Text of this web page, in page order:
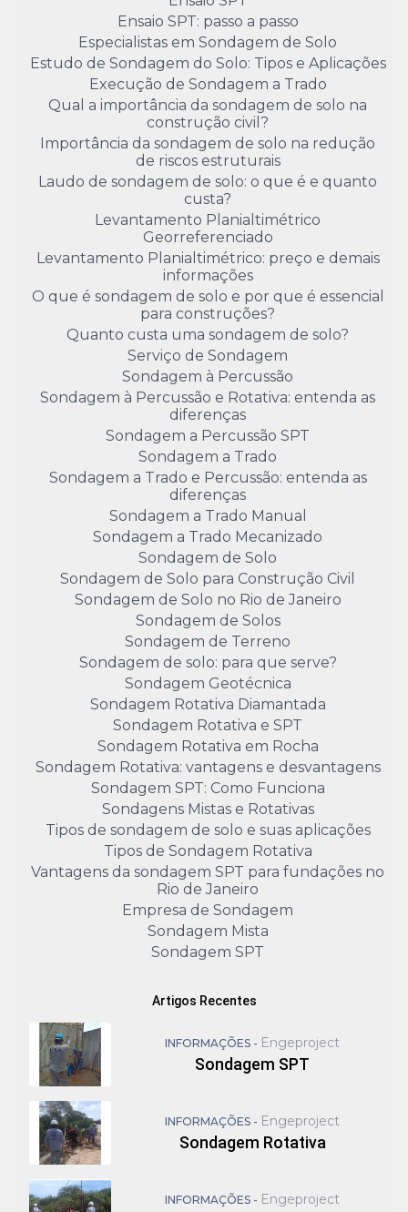
Ensaio SPT: passo a passo
Especialistas em Sondagem de Solo
Estudo de Sondagem do Solo: Tipos e Aplicações
Execução de Sondagem a Trado
Qual a importância da sondagem de solo na
construção civil?
Importância da sondagem de solo na redução
de riscos estruturais
Laudo de sondagem de solo: o que é e quanto
custa?
Levantamento Planialtimétrico
Georreferenciado
Levantamento Planialtimétrico: preço e demais
informações
O que é sondagem de solo e por que é essencial
para construções?
Quanto custa uma sondagem de solo?
Serviço de Sondagem
Sondagem à Percussão
Sondagem à Percussão e Rotativa: entenda as
diferenças
Sondagem a Percussão SPT
Sondagem a Trado
Sondagem a Trado e Percussão: entenda as
diferenças
Sondagem a Trado Manual
Sondagem a Trado Mecanizado
Sondagem de Solo
Sondagem de Solo para Construção Civil
Sondagem de Solo no Rio de Janeiro
Sondagem de Solos
Sondagem de Terreno
Sondagem de solo: para que serve?
Sondagem Geotécnica
Sondagem Rotativa Diamantada
Sondagem Rotativa e SPT
Sondagem Rotativa em Rocha
Sondagem Rotativa: vantagens e desvantagens
Sondagem SPT: Como Funciona
Sondagens Mistas e Rotativas
Tipos de sondagem de solo e suas aplicações
Tipos de Sondagem Rotativa
Vantagens da sondagem SPT para fundações no
Rio de Janeiro
Empresa de Sondagem
Sondagem Mista
Sondagem SPT
Artigos Recentes
INFORMAÇÕES - Engeproject
Sondagem SPT
INFORMAÇÕES - Engeproject
Sondagem Rotativa
INFORMAÇÕES - Engeproject